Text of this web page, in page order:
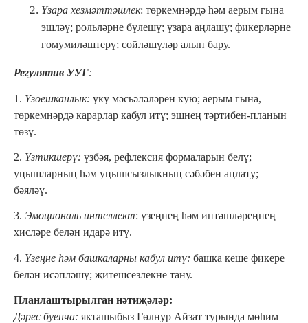
Үзара хезмәттәшлек: төркемнәрдә һәм аерым гына
эшләү; рольләрне бүлешү; үзара аңлашу; фикерләрне
гомумиләштерү; сөйләшүләр алып бару.
Регулятив УУГ:
1. Үзоешканлык: уку мәсьәләләрен кую; аерым гына,
төркемнәрдә карарлар кабул итү; эшнең тәртибен-планын
төзү.
2. Үзтикшерү: үзбәя, рефлексия формаларын белү;
уңышларның һәм уңышсызлыкның сәбәбен аңлату;
бәяләү.
3. Эмоциональ интеллект: үзеңнең һәм иптәшләреңнең
хисләре белән идарә итү.
4. Үзеңне һәм башкаларны кабул итү: башка кеше фикере
белән исәпләшү; җитешсезлекне тану.
Планлаштырылган нәтиҗәләр:
Дәрес буенча: якташыбыз Гөлнур Айзат турында мөһим